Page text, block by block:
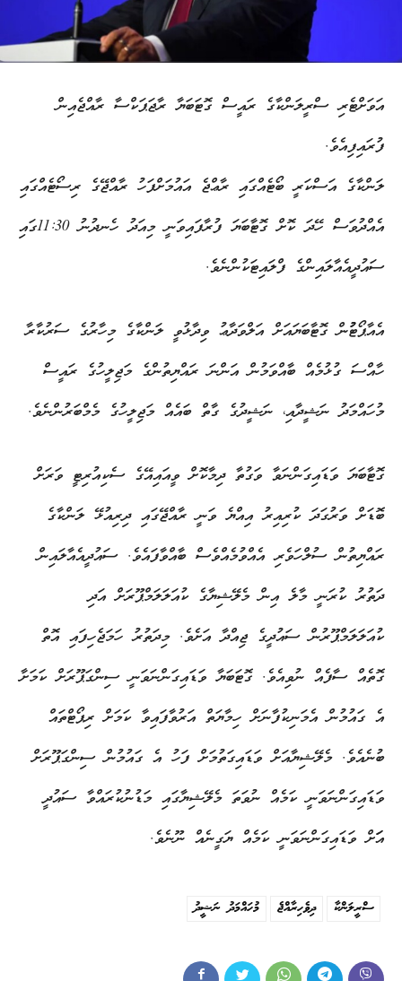
އަވަށްޓެރި ސްރީލަންކާގެ ރައީސް ގޮޓަބަޔާ ރާޖަޕަކްސާ ރާއްޖެއިން
ފުރައިފިއެވެ.
ލަންކާގެ އަސްކަރީ ބޯޓެއްގައި ރާޢްޖެ އައުމަށްފަހު ރާއްޖޭގެ ރިސޯޓެއްގައި
އެއްދުވަސް ހޭދަ ކޮށް ގޮޓާބަޔަ ފުރާފައިވަނީ މިއަދު ހެނދުނު 11:30ގައި
ސައުދީއެއާލައިންގެ ފްލައިޓަކުންނެވެ.
އެއާޕޯޓުުން ގޮޓާބަޔައަށް އަލްވަދާޢު ވިދާޅުވީ ލަންކާގެ މިހާރުގެ ސަރުކާރާ
ހާއްސަ ގުޅުމެއް ބާއްވަމުން އަންނަ ރައްޔިތުންގެ މަޖިލީހުގެ ރައީސް
މުހައްމަދު ނަޝީދާއި، ނަޝީދުގެ ގާތް ބައެއް މަޖިލީހުގެ މެމްބަރުންނެވެ.
ގޮޓާބަޔަ ވަޑައިގަންނަވާ ވަގުތާ ދިމާކޮށް ވީއައިއޭގެ ސެކިއުރިޓީ ވަރަށް
ބޮޑަށް ވަރުގަދަ ކުރިއިރު އިއްޔެ ވަނީ ރާއްޖޭގައި ދިރިއުޅޭ ލަންކާގެ
ރައްޔިތުން ސުލްހަވެރި އެއްވުމެއްވެސް ބާއްވާފައެވެ. ސައުދީއެއާލައިން
ދަތުރު ކުރަނީ މާލެ އިން މެލޭޝިޔާގެ ކުއަލަލަމްޕޫރަށް އަދި
ކުއަލަލަމްޕޫރުން ސައުދީގެ ޖިއްދާ އަށެވެ. މިދަތުރު ހަމަޖެހިފައި އޮތް
ގޮތެއް ސާފެއް ނުވިއެވެ. ގޮޓަބަޔާ ވަޑައިގަންނަވަނީ ސިންގަޕޫރަށް ކަމަށާ
އެ ގައުމުން އެމަނިކުފާނަށް ހިމާޔަތް އަރުވާފައިވާ ކަމަށް ރިޕޯޓްތައް
ބުނެއެވެ. މެލޭޝިޔާއަށް ވަޑައިގަތުމަށް ފަހު އެ ގައުމުން ސިންގަޕޫރަށް
ވަޑައިގަންނަވަނީ ކަމެއް ނުވަތަ މެލޭޝިޔާގައި މަޑުނުކުރައްވާ ސައުދީ
އަަށް ވަޑައިގަންނަވަނީ ކަމެއް ޔަގީނެއް ނޫނެވެ.
މުހައްމަދު ނަޝީދު ދިވެހިރާއްޖެ ސްރީލަންކާ